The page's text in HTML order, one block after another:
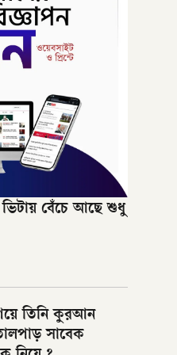
বেঁচে আছে শুধু
তিনি কুরআন
সাবেক